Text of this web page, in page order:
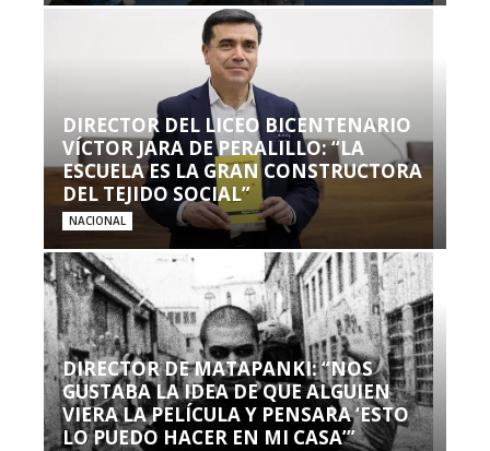
DIRECTOR DEL LICEO BICENTENARIO
VÍCTOR JARA DE PERALILLO: “LA
ESCUELA ES LA GRAN CONSTRUCTORA
DEL TEJIDO SOCIAL”
NACIONAL
DIRECTOR DE MATAPANKI: “NOS
GUSTABA LA IDEA DE QUE ALGUIEN
VIERA LA PELÍCULA Y PENSARA ‘ESTO
LO PUEDO HACER EN MI CASA’”